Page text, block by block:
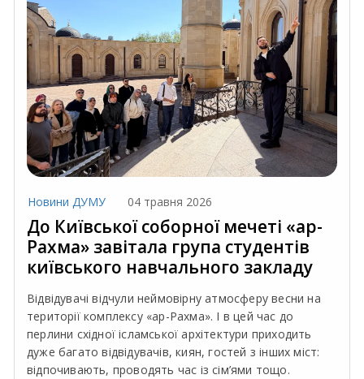
Новини ДУМУ 04 травня 2026
До Київської соборної мечеті «ар-
Рахма» завітала група студентів
київського навчального закладу
Відвідувачі відчули неймовірну атмосферу весни на
території комплексу «ар-Рахма». І в цей час до
перлини східної ісламської архітектури приходить
дуже багато відвідувачів, киян, гостей з інших міст:
відпочивають, проводять час із сім’ями тощо.